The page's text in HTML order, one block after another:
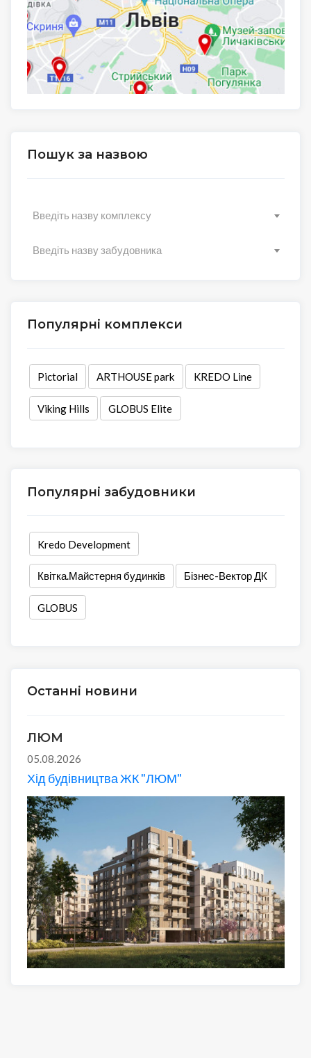
Пошук за назвою
Введіть назву комплексу
Введіть назву забудовника
Популярні комплекси
Pictorial ARTHOUSE park KREDO Line
Viking Hills GLOBUS Elite
Популярні забудовники
Kredo Development
Квітка.Майстерня будинків Бізнес-Вектор ДК
GLOBUS
Останні новини
ЛЮМ
05.08.2026
Хід будівництва ЖК "ЛЮМ"